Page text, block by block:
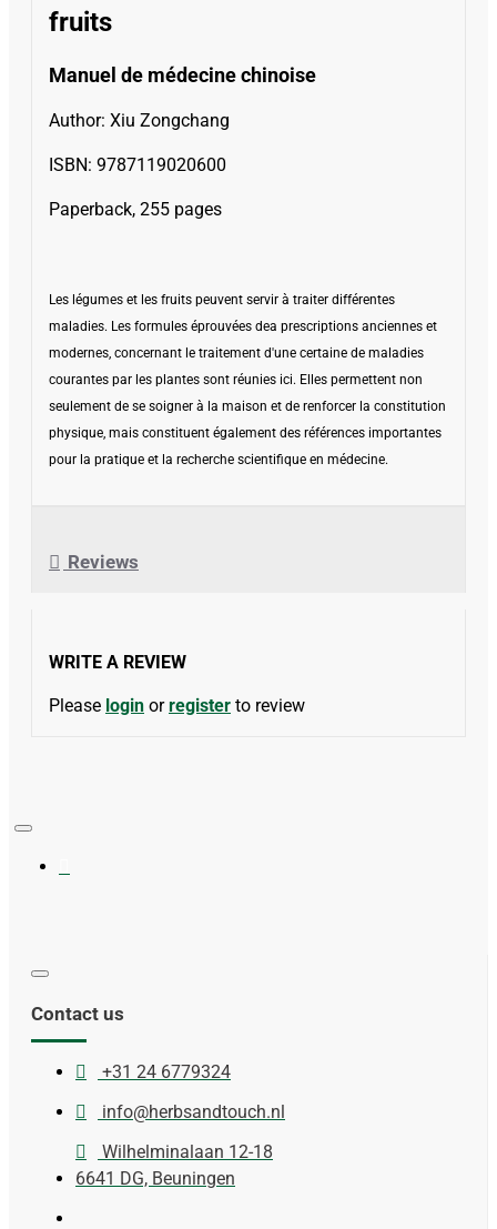
fruits
Manuel de médecine chinoise
Author: Xiu Zongchang
ISBN: 9787119020600
Paperback, 255 pages
Les légumes et les fruits peuvent servir à traiter différentes
maladies. Les formules éprouvées dea prescriptions anciennes et
modernes, concernant le traitement d'une certaine de maladies
courantes par les plantes sont réunies ici. Elles permettent non
seulement de se soigner à la maison et de renforcer la constitution
physique, mais constituent également des références importantes
pour la pratique et la recherche scientifique en médecine.
Reviews
WRITE A REVIEW
Please login orregister to review
Contact us
+31 24 6779324
info@herbsandtouch.nl
Wilhelminalaan 12-18
6641 DG, Beuningen